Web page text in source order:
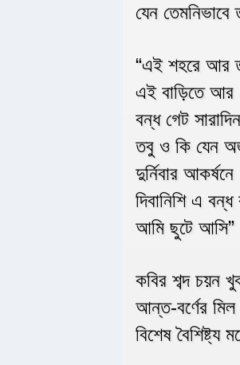
যেন
“এই শহরে আর
এই বাড়িতে আর
বন্ধ গেট
তবু ও কি যেন
দুর্নিবার আকর্ষনে
দিবানিশি এ বন্ধ
আমি ছুটে আসি”
কবির শব্দ চয়ন
আন্ত-বর্ণের
বিশেষ বৈশিষ্ট্য